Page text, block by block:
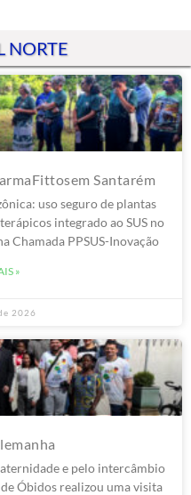
NORTE
Santarém
uso seguro de plantas
integrado ao SUS no
Chamada PPSUS-Inovação
»
2026
e pelo intercâmbio
Óbidos realizou uma visita